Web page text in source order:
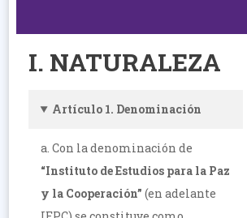
I. NATURALEZA
Artículo 1. Denominación
a. Con la denominación de
“Instituto de Estudios para la Paz
y la Cooperación” (en adelante